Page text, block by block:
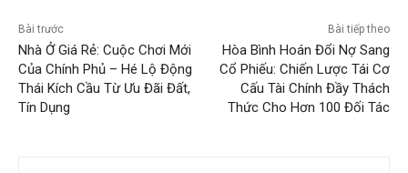
Bài trước
Nhà Ở Giá Rẻ: Cuộc Chơi Mới
Của Chính Phủ – Hé Lộ Động
Thái Kích Cầu Từ Ưu Đãi Đất,
Tín Dụng
Bài tiếp theo
Hòa Bình Hoán Đổi Nợ Sang
Cổ Phiếu: Chiến Lược Tái Cơ
Cấu Tài Chính Đầy Thách
Thức Cho Hơn 100 Đối Tác